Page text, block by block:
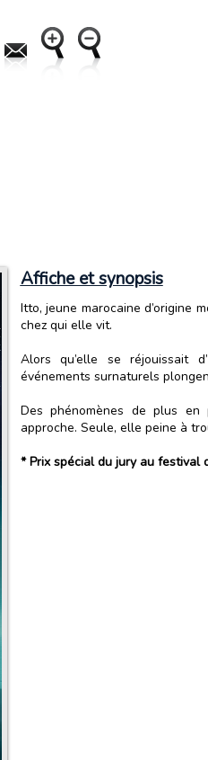
Affiche et synopsis
Itto, jeune marocaine d’origine
chez qui elle vit.
Alors qu’elle se réjouissait
événements surnaturels
Des phénomènes de plus en
approche. Seule, elle peine à
* Prix spécial du jury au festival